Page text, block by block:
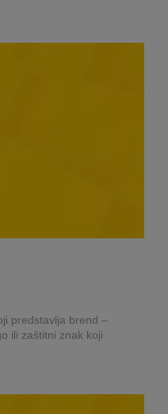
predstavlja brend –
ili zaštitni znak koji